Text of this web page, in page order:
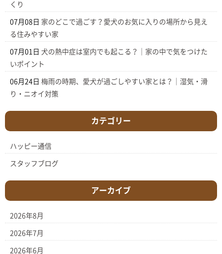
くり
07月08日 家のどこで過ごす？愛犬のお気に入りの場所から見え
る住みやすい家
07月01日 犬の熱中症は室内でも起こる？｜家の中で気をつけた
いポイント
06月24日 梅雨の時期、愛犬が過ごしやすい家とは？｜湿気・滑
り・ニオイ対策
カテゴリー
ハッピー通信
スタッフブログ
アーカイブ
2026年8月
2026年7月
2026年6月